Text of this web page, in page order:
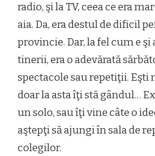
radio, şi la TV, ceea ce era
aia. Da, era destul de dificil
provincie. Dar, la fel cum e
tinerii, era o adevărată
spectacole sau repetiţii. Eşti
doar la asta îţi stă gândul…
un solo, sau îţi vine câte o
aştepţi să ajungi în sala de
colegilor.